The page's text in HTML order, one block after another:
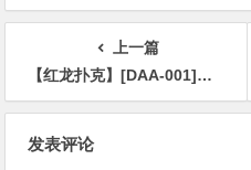
上一篇
【红龙扑克】[DAA-001]接棒！台湾的美少女筱钧（Junna Hung）日本出道！
发表评论